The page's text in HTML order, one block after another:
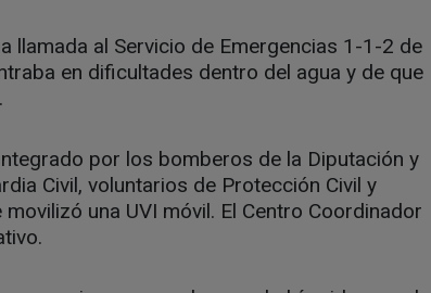
llamada al Servicio de Emergencias 1-1-2 de
en dificultades dentro del agua y de que
por los bomberos de la Diputación y
Civil, voluntarios de Protección Civil y
una UVI móvil. El Centro Coordinador